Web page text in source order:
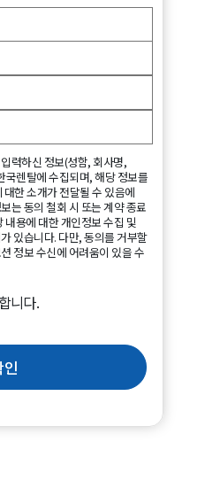
력하신 정보(성함, 회사명,
국렌탈에 수집되며, 해당 정보를
한 소개가 전달될 수 있음에
는 동의 철회 시 또는 계약 종료
내용에 대한 개인정보 수집 및
있습니다. 다만, 동의를 거부할
정보 수신에 어려움이 있을 수
니다.